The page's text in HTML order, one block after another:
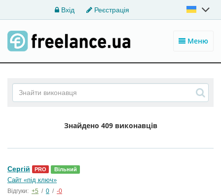
Вхід Реєстрація
Меню
Знайдено 409 виконавців
Сергій PRO Вільний
Сайт «під ключ»
Відгуки: +5 / 0 / -0